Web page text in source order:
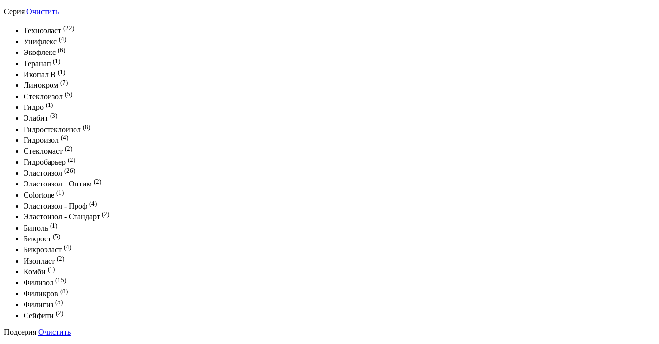
Серия Очистить
Техноэласт (22)
Унифлекс (4)
Экофлекс (6)
Теранап (1)
Икопал В (1)
Линокром (7)
Стеклоизол (5)
Гидро (1)
Элабит (3)
Гидростеклоизол (8)
Гидроизол (4)
Стекломаст (2)
Гидробарьер (2)
Эластоизол (26)
Эластоизол - Оптим (2)
Colortone (1)
Эластоизол - Проф (4)
Эластоизол - Стандарт (2)
Биполь (1)
Бикрост (5)
Бикроэласт (4)
Изопласт (2)
Комби (1)
Филизол (15)
Филикров (8)
Филигиз (5)
Сейфити (2)
Подсерия Очистить